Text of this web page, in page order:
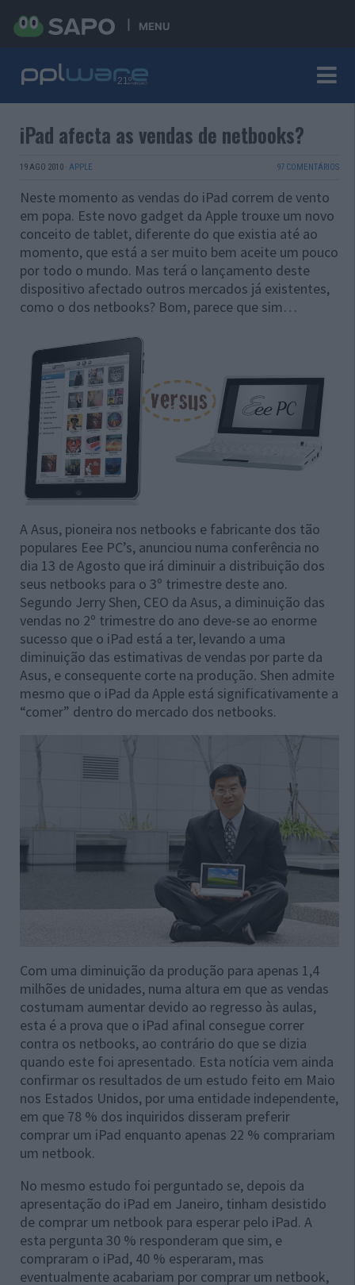
MENU
iPad afecta as vendas de netbooks?
19 AGO 2010 · APPLE 97 COMENTÁRIOS
Neste momento as vendas do iPad correm de vento
em popa. Este novo gadget da Apple trouxe um novo
conceito de tablet, diferente do que existia até ao
momento, que está a ser muito bem aceite um pouco
por todo o mundo. Mas terá o lançamento deste
dispositivo afectado outros mercados já existentes,
como o dos netbooks? Bom, parece que sim…
A Asus, pioneira nos netbooks e fabricante dos tão
populares Eee PC’s, anunciou numa conferência no
dia 13 de Agosto que irá diminuir a distribuição dos
seus netbooks para o 3º trimestre deste ano.
Segundo Jerry Shen, CEO da Asus, a diminuição das
vendas no 2º trimestre do ano deve-se ao enorme
sucesso que o iPad está a ter, levando a uma
diminuição das estimativas de vendas por parte da
Asus, e consequente corte na produção. Shen admite
mesmo que o iPad da Apple está significativamente a
“comer” dentro do mercado dos netbooks.
Com uma diminuição da produção para apenas 1,4
milhões de unidades, numa altura em que as vendas
costumam aumentar devido ao regresso às aulas,
esta é a prova que o iPad afinal consegue correr
contra os netbooks, ao contrário do que se dizia
quando este foi apresentado. Esta notícia vem ainda
confirmar os resultados de um estudo feito em Maio
nos Estados Unidos, por uma entidade independente,
em que 78 % dos inquiridos disseram preferir
comprar um iPad enquanto apenas 22 % comprariam
um netbook.
No mesmo estudo foi perguntado se, depois da
apresentação do iPad em Janeiro, tinham desistido
de comprar um netbook para esperar pelo iPad. A
esta pergunta 30 % responderam que sim, e
compraram o iPad, 40 % esperaram, mas
eventualmente acabariam por comprar um netbook,